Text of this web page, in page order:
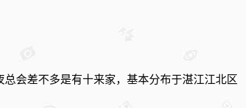
会差不多是有十来家，基本分布于湛江江北区